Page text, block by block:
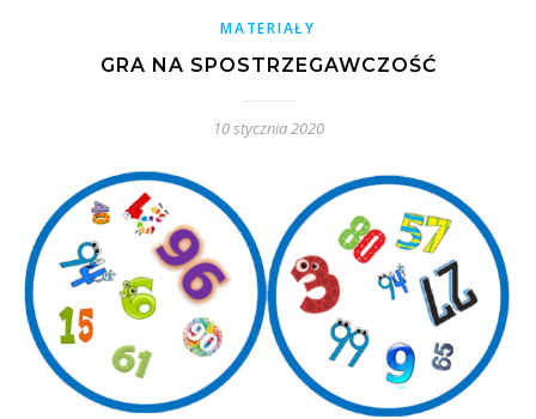
MATERIAŁY
GRA NA SPOSTRZEGAWCZOŚĆ
10 stycznia 2020